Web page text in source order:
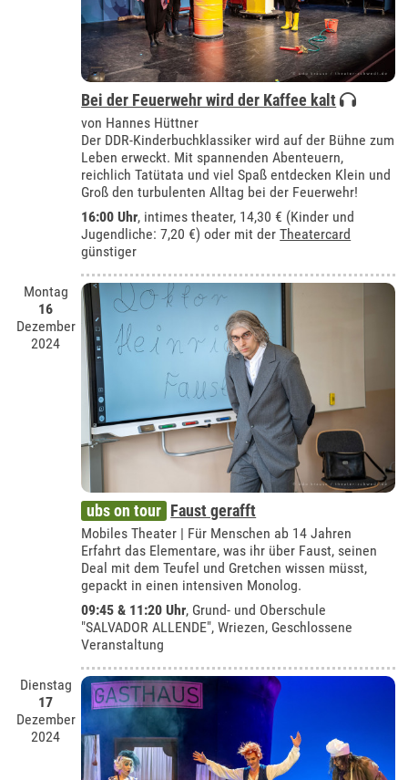
Bei der Feuerwehr wird der Kaffee kalt
von Hannes Hüttner
Der DDR-Kinderbuchklassiker wird auf der Bühne zum
Leben erweckt. Mit spannenden Abenteuern,
reichlich Tatütata und viel Spaß entdecken Klein und
Groß den turbulenten Alltag bei der Feuerwehr!
16:00 Uhr, intimes theater, 14,30 € (Kinder und
Jugendliche: 7,20 €) oder mit derTheatercard
günstiger
Montag
16
Dezember
2024
ubs on tour Faust gerafft
Mobiles Theater | Für Menschen ab 14 Jahren
Erfahrt das Elementare, was ihr über Faust, seinen
Deal mit dem Teufel und Gretchen wissen müsst,
gepackt in einen intensiven Monolog.
09:45 & 11:20 Uhr, Grund- und Oberschule
"SALVADOR ALLENDE", Wriezen, Geschlossene
Veranstaltung
Dienstag
17
Dezember
2024